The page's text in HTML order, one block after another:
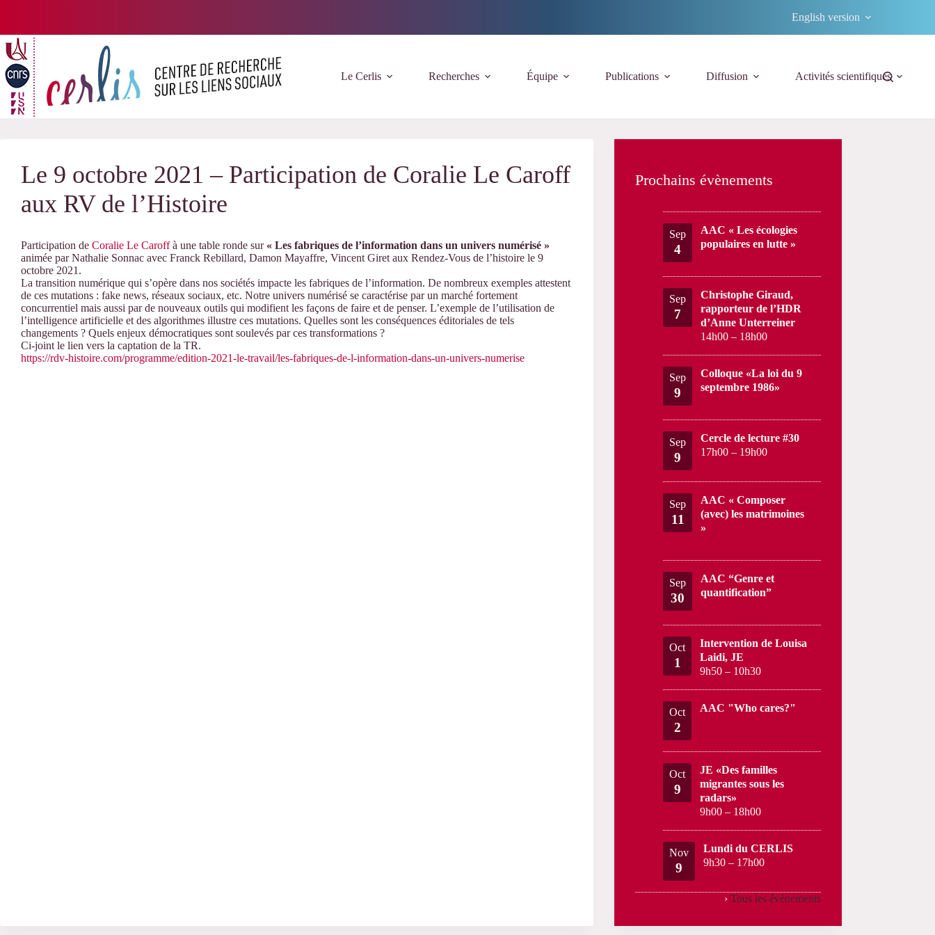
English version
Le Cerlis Recherches Équipe Publications Diffusion Activités scientifiques
Le 9 octobre 2021 – Participation de Coralie Le Caroff
aux RV de l’Histoire
Participation de Coralie Le Caroffà une table ronde sur « Les fabriques de l’information dans un univers numérisé »
animée par Nathalie Sonnac avec Franck Rebillard, Damon Mayaffre, Vincent Giret aux Rendez-Vous de l’histoire le 9
octobre 2021.
La transition numérique qui s’opère dans nos sociétés impacte les fabriques de l’information. De nombreux exemples attestent
de ces mutations : fake news, réseaux sociaux, etc. Notre univers numérisé se caractérise par un marché fortement
concurrentiel mais aussi par de nouveaux outils qui modifient les façons de faire et de penser. L’exemple de l’utilisation de
l’intelligence artificielle et des algorithmes illustre ces mutations. Quelles sont les conséquences éditoriales de tels
changements ? Quels enjeux démocratiques sont soulevés par ces transformations ?
Ci-joint le lien vers la captation de la TR.
https://rdv-histoire.com/programme/edition-2021-le-travail/les-fabriques-de-l-information-dans-un-univers-numerise
Prochains évènements
Sep
4
AAC « Les écologies
populaires en lutte »
Sep
7
Christophe Giraud,
rapporteur de l’HDR
d’Anne Unterreiner
14h00 – 18h00
Sep
9
Colloque «La loi du 9
septembre 1986»
Sep
9
Cercle de lecture #30
17h00 – 19h00
Sep
11
AAC « Composer
(avec) les matrimoines
»
Sep
30
AAC “Genre et
quantification”
Oct
1
Intervention de Louisa
Laidi, JE
9h50 – 10h30
Oct
2
AAC "Who cares?"
Oct
9
JE «Des familles
migrantes sous les
radars»
9h00 – 18h00
Nov
9
Lundi du CERLIS
9h30 – 17h00
› Tous les évènements